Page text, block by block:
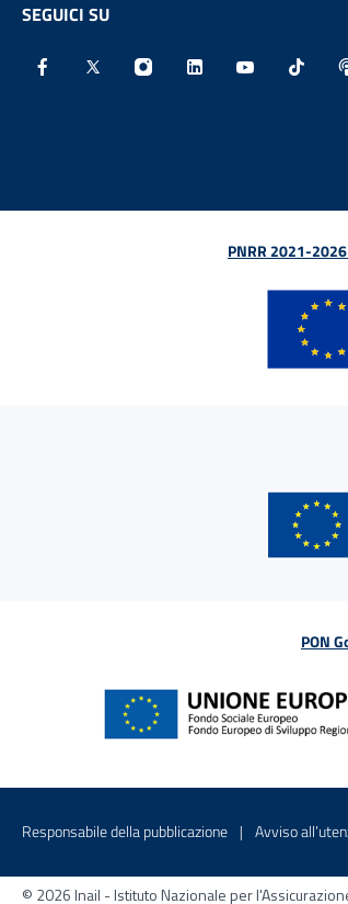
SEGUICI SU
PNRR 2021-
PON
Menu di servizio
Responsabile della pubblicazione Sito interno -
Avviso
© 2026 Inail - Istituto Nazionale per